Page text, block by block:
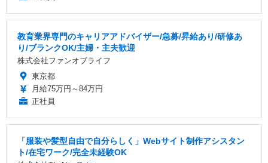
教育業界専門のキャリアアドバイザー/急募/昇給あり/研修あ
り/ブランクOK/主婦・主夫歓迎
株式会社ファンオブライフ
東京都
月給75万円～84万円
正社員
「服装や髪型自由で自分らしく」Webサイト制作アシスタン
ト/在宅ワーク/完全未経験OK